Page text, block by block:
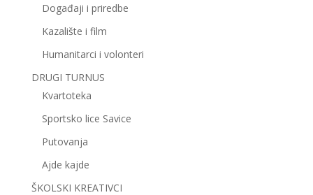
Događaji i priredbe
Kazalište i film
Humanitarci i volonteri
DRUGI TURNUS
Kvartoteka
Sportsko lice Savice
Putovanja
Ajde kajde
ŠKOLSKI KREATIVCI